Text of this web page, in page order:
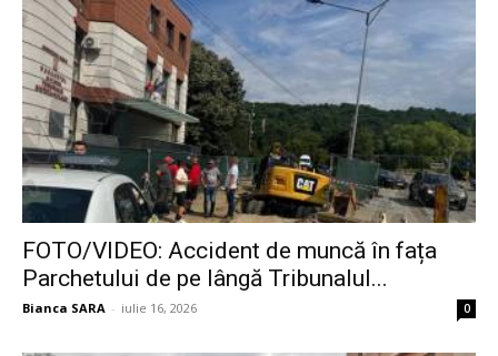
FOTO/VIDEO: Accident de muncă în fața
Parchetului de pe lângă Tribunalul...
Bianca SARA - iulie 16, 2026 0